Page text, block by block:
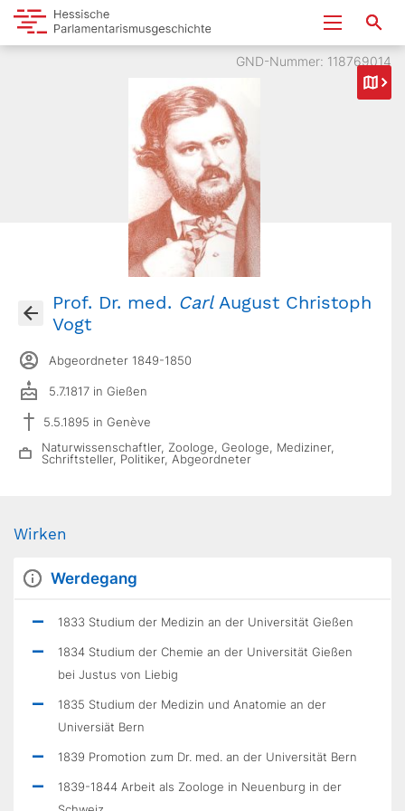
GND-Nummer: 118769014
Prof. Dr. med. CarlAugust Christoph
Vogt
Abgeordneter 1849-1850
5.7.1817 in Gießen
5.5.1895 in Genève
Naturwissenschaftler, Zoologe, Geologe, Mediziner,
Schriftsteller, Politiker, Abgeordneter
Wirken
Werdegang
1833 Studium der Medizin an der Universität Gießen
1834 Studium der Chemie an der Universität Gießen
bei Justus von Liebig
1835 Studium der Medizin und Anatomie an der
Universiät Bern
1839 Promotion zum Dr. med. an der Universität Bern
1839-1844 Arbeit als Zoologe in Neuenburg in der